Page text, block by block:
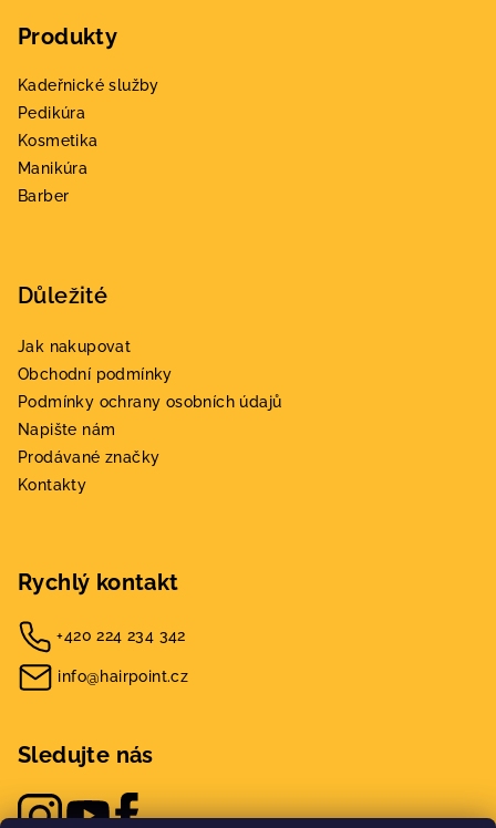
Produkty
Kadeřnické služby
Pedikúra
Kosmetika
Manikúra
Barber
Důležité
Jak nakupovat
Obchodní podmínky
Podmínky ochrany osobních údajů
Napište nám
Prodávané značky
Kontakty
Rychlý kontakt
+420 224 234 342
info@hairpoint.cz
Sledujte nás